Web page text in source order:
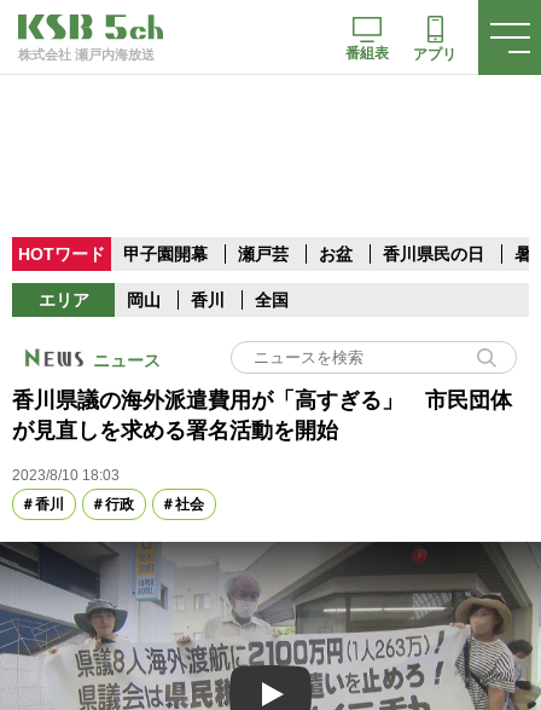
株式会社 瀬戸内海放送 番組表 アプリ
HOTワード 甲子園開幕 瀬戸芸 お盆 香川県民の日 暑
エリア 岡山 香川 全国
ニュース
香川県議の海外派遣費用が「高すぎる」 市民団体
が見直しを求める署名活動を開始
2023/8/10 18:03
香川
行政 社会
Play